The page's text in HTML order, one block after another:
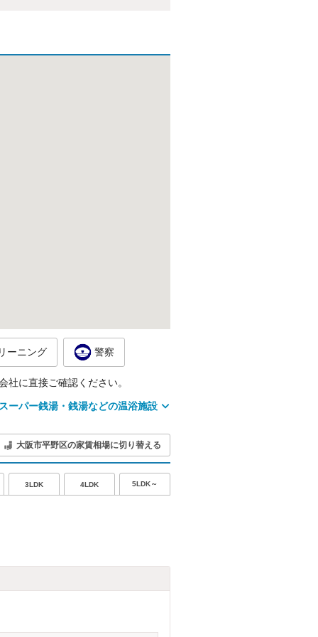
ーニング 警察
に直接ご確認ください。
ーパー銭湯・銭湯などの温浴施設
大阪市平野区の家賃相場に切り替える
3LDK 4LDK 5LDK～